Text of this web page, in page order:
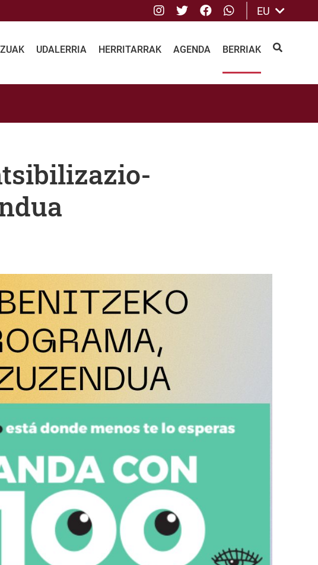
Instagram
TwitterFacebook
whatsApp
EU
UDALERRIA HERRITARRAK AGENDA BERRIAK BILATU